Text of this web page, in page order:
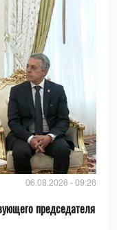
06.08.2026 - 09:26
председателя